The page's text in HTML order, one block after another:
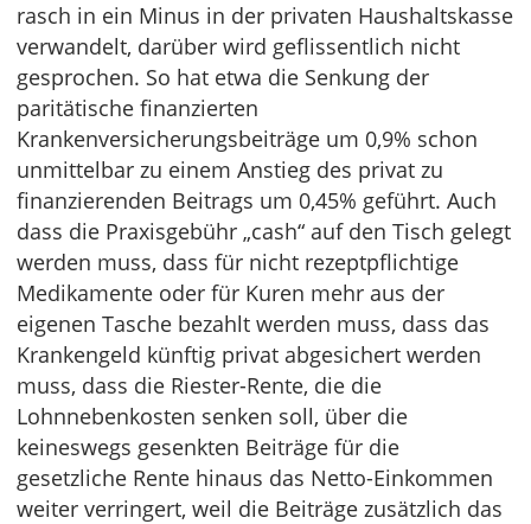
rasch in ein Minus in der privaten Haushaltskasse
verwandelt, darüber wird geflissentlich nicht
gesprochen. So hat etwa die Senkung der
paritätische finanzierten
Krankenversicherungsbeiträge um 0,9% schon
unmittelbar zu einem Anstieg des privat zu
finanzierenden Beitrags um 0,45% geführt. Auch
dass die Praxisgebühr „cash“ auf den Tisch gelegt
werden muss, dass für nicht rezeptpflichtige
Medikamente oder für Kuren mehr aus der
eigenen Tasche bezahlt werden muss, dass das
Krankengeld künftig privat abgesichert werden
muss, dass die Riester-Rente, die die
Lohnnebenkosten senken soll, über die
keineswegs gesenkten Beiträge für die
gesetzliche Rente hinaus das Netto-Einkommen
weiter verringert, weil die Beiträge zusätzlich das